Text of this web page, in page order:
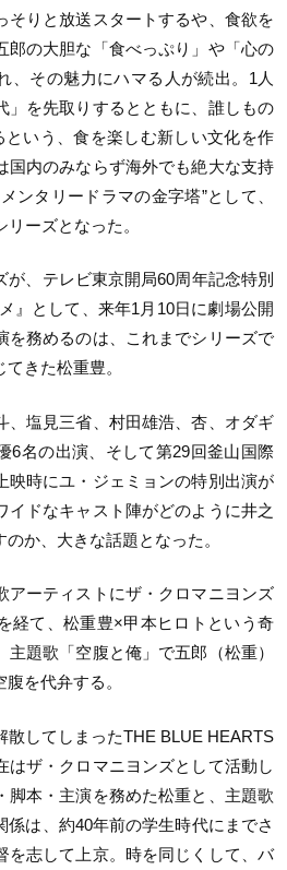
そりと放送スタートするや、食欲を
郎の大胆な「食べっぷり」や「心の
、その魅力にハマる人が続出。1人
」を先取りするとともに、誰しもの
という、食を楽しむ新しい文化を作
国内のみならず海外でも絶大な支持
ンタリードラマの金字塔”として、
ーズとなった。
、テレビ東京開局60周年記念特別
』として、来年1月10日に劇場公開
を務めるのは、これまでシリーズで
きた松重豊。
、塩見三省、村田雄浩、杏、オダギ
6名の出演、そして第29回釜山国際
映時にユ・ジェミョンの特別出演が
イドなキャスト陣がどのように井之
か、大きな話題となった。
アーティストにザ・クロマニヨンズ
経て、松重豊×甲本ヒロトという奇
題歌「空腹と俺」で五郎（松重）
を代弁する。
散してしまったTHE BLUE HEARTS
はザ・クロマニヨンズとして活動し
脚本・主演を務めた松重と、主題歌
係は、約40年前の学生時代にまでさ
を志して上京。時を同じくして、バ